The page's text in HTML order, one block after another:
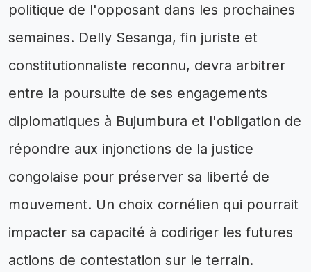
politique de l'opposant dans les prochaines
semaines. Delly Sesanga, fin juriste et
constitutionnaliste reconnu, devra arbitrer
entre la poursuite de ses engagements
diplomatiques à Bujumbura et l'obligation de
répondre aux injonctions de la justice
congolaise pour préserver sa liberté de
mouvement. Un choix cornélien qui pourrait
impacter sa capacité à codiriger les futures
actions de contestation sur le terrain.